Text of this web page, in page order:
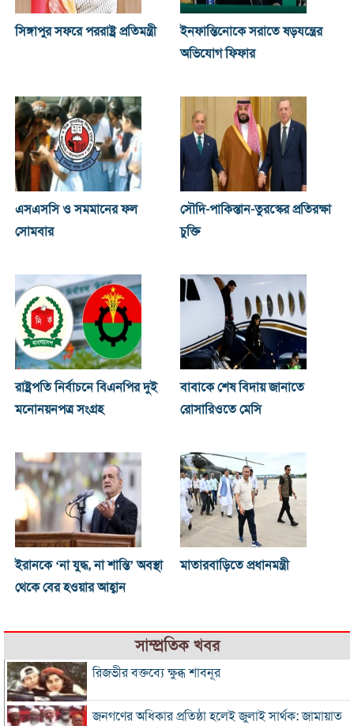
সিঙ্গাপুর সফরে পররাষ্ট্র প্রতিমন্ত্রী
ইনফান্তিনোকে সরাতে ষড়যন্ত্রের
অভিযোগ ফিফার
এসএসসি ও সমমানের ফল
সোমবার
সৌদি-পাকিস্তান-তুরস্কের প্রতিরক্ষা
চুক্তি
রাষ্ট্রপতি নির্বাচনে বিএনপির দুই
মনোনয়নপত্র সংগ্রহ
বাবাকে শেষ বিদায় জানাতে
রোসারিওতে মেসি
ইরানকে ‘না যুদ্ধ, না শান্তি’ অবস্থা
থেকে বের হওয়ার আহ্বান
মাতারবাড়িতে প্রধানমন্ত্রী
সাম্প্রতিক খবর
রিজভীর বক্তব্যে ক্ষুব্ধ শাবনূর
জনগণের অধিকার প্রতিষ্ঠা হলেই জুলাই সার্থক: জামায়াত